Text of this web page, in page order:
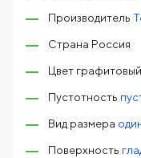
Производитель
Страна Россия
Цвет графитовый
Пустотность
Вид размера
Поверхность